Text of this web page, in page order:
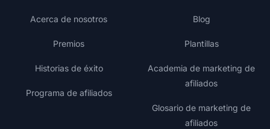
Acerca de nosotros
Premios
Historias de éxito
Programa de afiliados
Blog
Plantillas
Academia de marketing de
afiliados
Glosario de marketing de
afiliados